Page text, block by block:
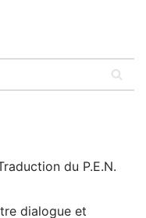
du P.E.N.
dialogue et